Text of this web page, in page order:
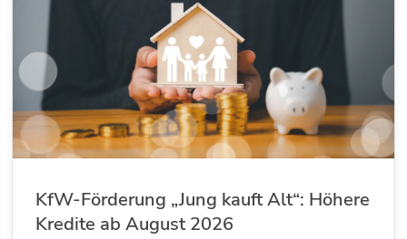
KfW-Förderung „Jung kauft Alt“: Höhere
Kredite ab August 2026